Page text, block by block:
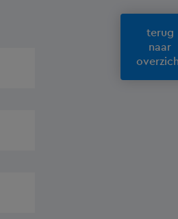
terug
naar